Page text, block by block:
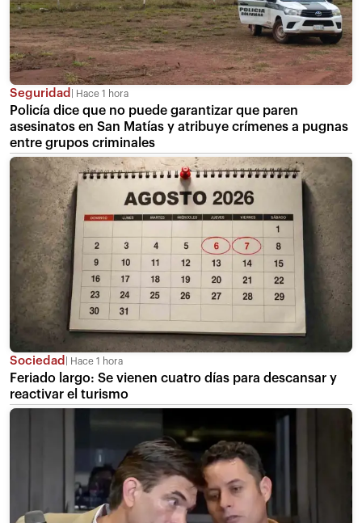
Seguridad Hace 1 hora
Policía dice que no puede garantizar que paren
asesinatos en San Matías y atribuye crímenes a pugnas
entre grupos criminales
Sociedad Hace 1 hora
Feriado largo: Se vienen cuatro días para descansar y
reactivar el turismo